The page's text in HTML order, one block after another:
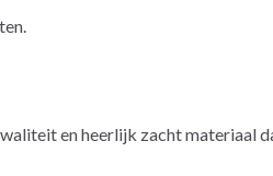
en heerlijk zacht